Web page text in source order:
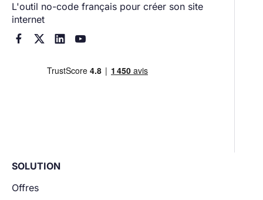
L'outil no-code français pour créer son site
internet
   
SOLUTION
Offres